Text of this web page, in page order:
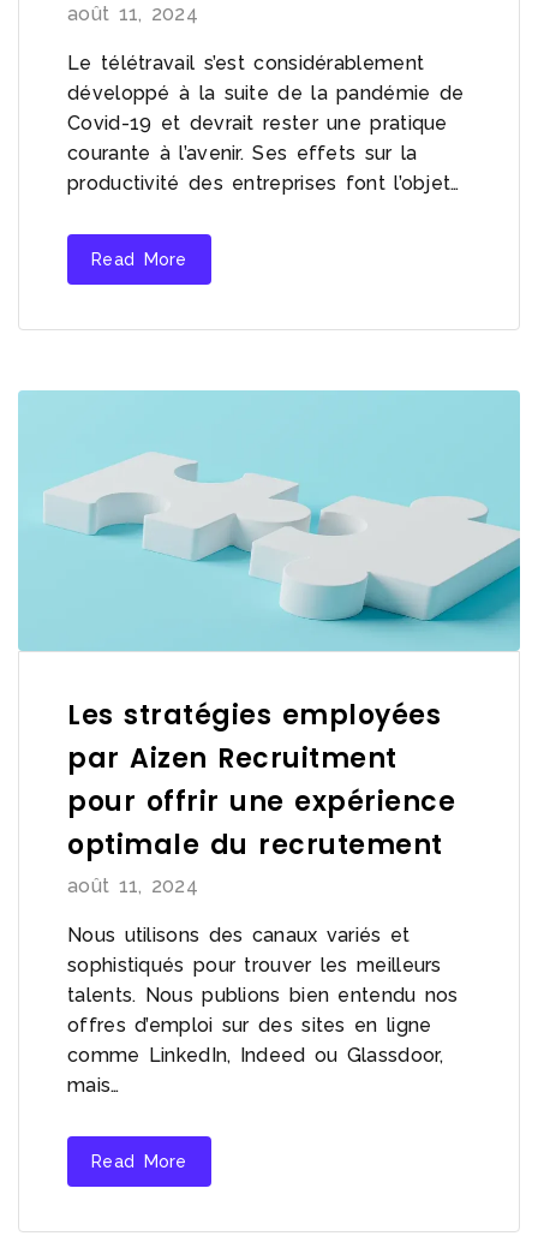
août 11, 2024
Le télétravail s’est considérablement
développé à la suite de la pandémie de
Covid-19 et devrait rester une pratique
courante à l’avenir. Ses effets sur la
productivité des entreprises font l’objet…
Read More
Les stratégies employées
par Aizen Recruitment
pour offrir une expérience
optimale du recrutement
août 11, 2024
Nous utilisons des canaux variés et
sophistiqués pour trouver les meilleurs
talents. Nous publions bien entendu nos
offres d’emploi sur des sites en ligne
comme LinkedIn, Indeed ou Glassdoor,
mais…
Read More